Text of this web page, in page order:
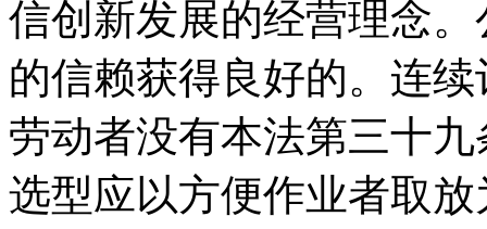
信创新发展的经营理念
的信赖获得良好的。连
劳动者没有本法第三十
选型应以方便作业者取